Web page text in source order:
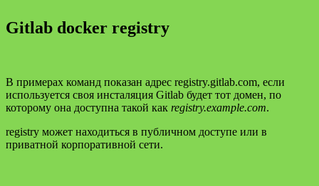
Gitlab docker registry
В примерах команд показан адрес registry.gitlab.com, если
используется своя инсталяция Gitlab будет тот домен, по
которому она доступна такой как registry.example.com.
registry может находиться в публичном доступе или в
приватной корпоративной сети.